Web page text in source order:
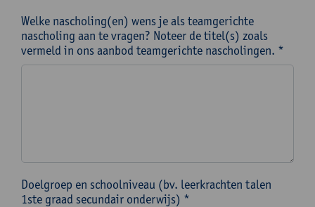
Welke nascholing(en) wens je als teamgerichte
nascholing aan te vragen? Noteer de titel(s) zoals
vermeld in ons aanbod teamgerichte nascholingen. *
Doelgroep en schoolniveau (bv. leerkrachten talen
1ste graad secundair onderwijs) *